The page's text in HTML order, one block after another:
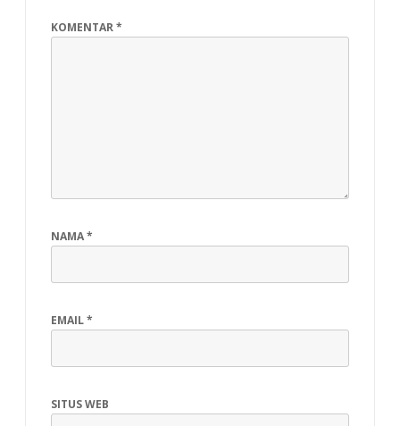
KOMENTAR*
NAMA*
EMAIL*
SITUS WEB